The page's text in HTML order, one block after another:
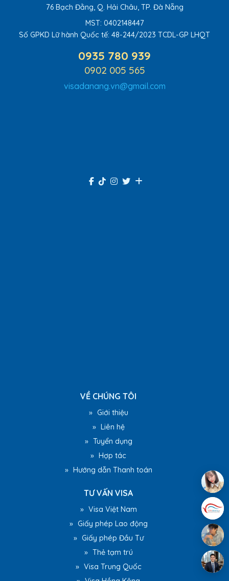
76 Bạch Đằng, Q. Hải Châu, TP. Đà Nẵng
MST: 0402148447
Số GPKD Lữ hành Quốc tế: 48-244/2023 TCDL-GP LHQT
0935 780 939
0902 005 565
visadanang.vn@gmail.com
VỀ CHÚNG TÔI
» Giới thiệu
» Liên hệ
» Tuyển dụng
» Hợp tác
» Hướng dẫn Thanh toán
TƯ VẤN VISA
» Visa Việt Nam
» Giấy phép Lao động
» Giấy phép Đầu Tư
» Thẻ tạm trú
» Visa Trung Quốc